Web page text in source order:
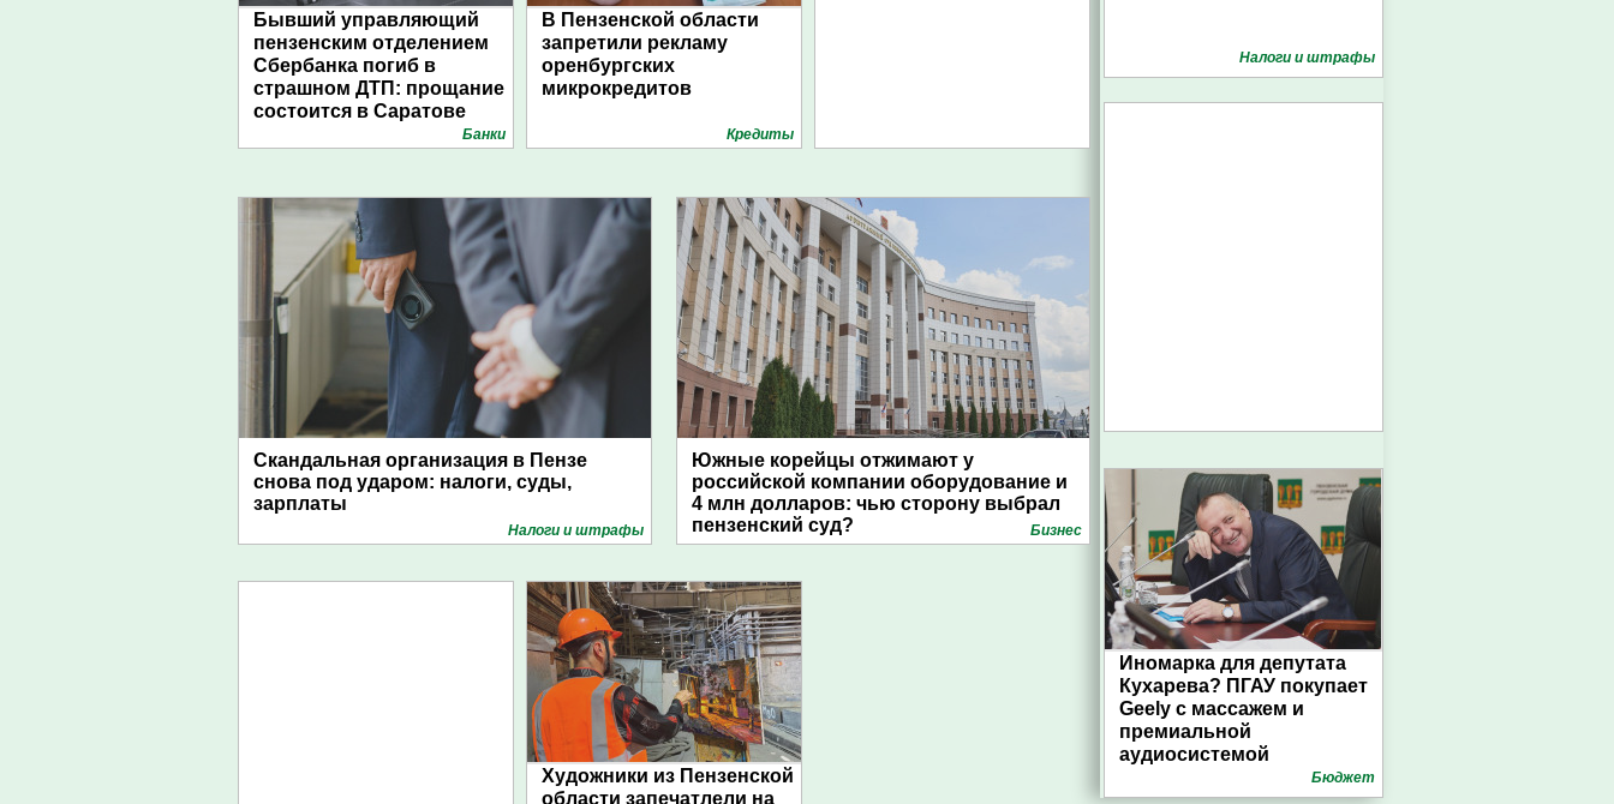
Бывший управляющий
пензенским отделением
Сбербанка погиб в
страшном ДТП: прощание
состоится в Саратове
Банки
В Пензенской области
запретили рекламу
оренбургских
микрокредитов
Кредиты
Скандальная организация в Пензе
снова под ударом: налоги, суды,
зарплаты
Налоги и штрафы
Южные корейцы отжимают у
российской компании оборудование и
4 млн долларов: чью сторону выбрал
пензенский суд?
Бизнес
Художники из Пензенской
области запечатлели на
Налоги и штрафы
Иномарка для депутата
Кухарева? ПГАУ покупает
Geely с массажем и
премиальной
аудиосистемой
Бюджет